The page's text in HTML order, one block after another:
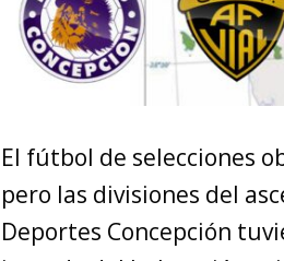
El fútbol de selecciones
pero las divisiones del
Deportes Concepción